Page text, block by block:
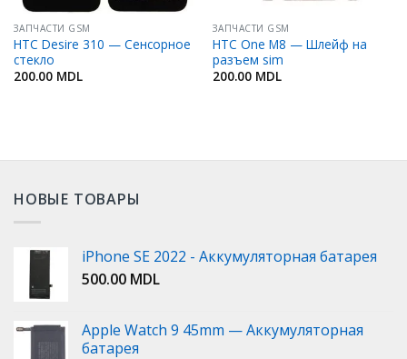
ЗАПЧАСТИ GSM
HTC Desire 310 — Сенсорное
стекло
200.00 MDL
ЗАПЧАСТИ GSM
HTC One M8 — Шлейф на
разъем sim
200.00 MDL
НОВЫЕ ТОВАРЫ
iPhone SE 2022 - Аккумуляторная батарея
500.00 MDL
Apple Watch 9 45mm — Аккумуляторная
батарея